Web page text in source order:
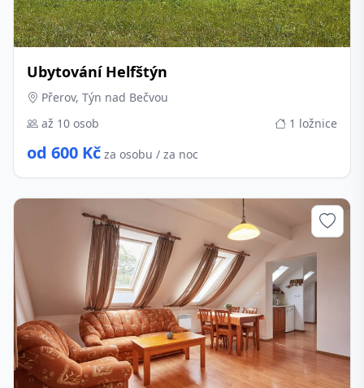
Ubytování Helfštýn
Přerov, Týn nad Bečvou
až 10 osob
1 ložnice
od 600 Kč za osobu / za noc